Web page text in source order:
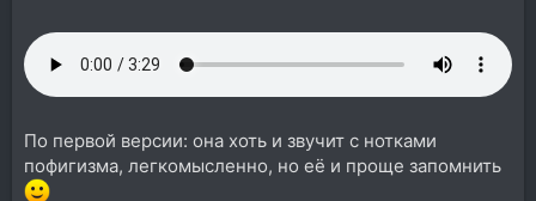
По первой версии: она хоть и звучит с нотками
пофигизма, легкомысленно, но её и проще запомнить